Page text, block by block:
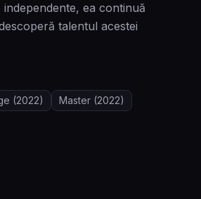
ea continuă
talentul acestei
(2022) Master (2022)